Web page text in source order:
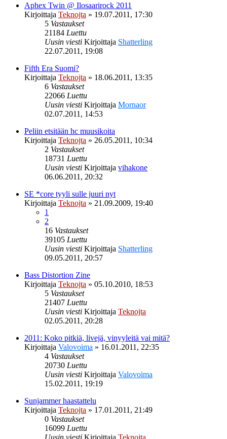
Aphex Twin @ Ilosaarirock 2011
Kirjoittaja Teknojta » 19.07.2011, 17:30
5 Vastaukset
21184 Luettu
Uusin viesti Kirjoittaja Shatterling
22.07.2011, 19:08
Fifth Era Suomi?
Kirjoittaja Teknojta » 18.06.2011, 13:35
6 Vastaukset
22066 Luettu
Uusin viesti Kirjoittaja Mornaor
02.07.2011, 14:53
Peliin etsitään hc muusikoita
Kirjoittaja Teknojta » 26.05.2011, 10:34
2 Vastaukset
18731 Luettu
Uusin viesti Kirjoittaja vihakone
06.06.2011, 20:32
SE *core tyyli sulle juuri nyt
Kirjoittaja Teknojta » 21.09.2009, 19:40
1
2
16 Vastaukset
39105 Luettu
Uusin viesti Kirjoittaja Shatterling
09.05.2011, 20:57
Bass Distortion Zine
Kirjoittaja Teknojta » 05.10.2010, 18:53
5 Vastaukset
21407 Luettu
Uusin viesti Kirjoittaja Teknojta
02.05.2011, 20:28
2011: Koko pitkiä, livejä, vinyyleitä vai mitä?
Kirjoittaja Valovoima » 16.01.2011, 22:35
4 Vastaukset
20730 Luettu
Uusin viesti Kirjoittaja Valovoima
15.02.2011, 19:19
Sunjammer haastattelu
Kirjoittaja Teknojta » 17.01.2011, 21:49
0 Vastaukset
16099 Luettu
Uusin viesti Kirjoittaja Teknojta